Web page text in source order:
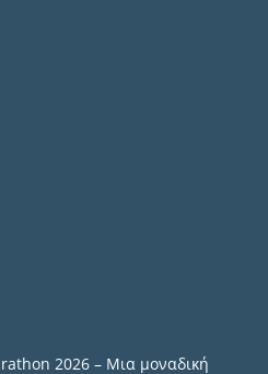
2026 – Μια μοναδική